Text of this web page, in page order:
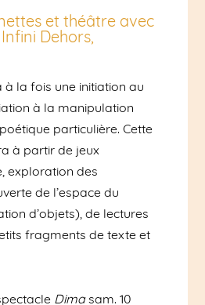
et théâtre avec
Dehors,
à la fois une initiation au
à la manipulation
particulière. Cette
à partir de jeux
exploration des
de l’espace du
d’objets), de lectures
fragments de texte et
Dimasam. 10